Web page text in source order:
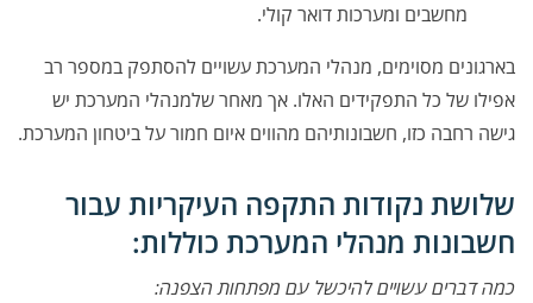
מחשבים ומערכות דואר קולי.
בארגונים מסוימים, מנהלי המערכת עשויים להסתפק במספר רב
אפילו של כל התפקידים האלו. אך מאחר שלמנהלי המערכת יש
גישה רחבה כזו, חשבונותיהם מהווים איום חמור על ביטחון המערכת.
שלושת נקודות התקפה העיקריות עבור
חשבונות מנהלי המערכת כוללות:
כמה דברים עשויים להיכשל עם מפתחות הצפנה: